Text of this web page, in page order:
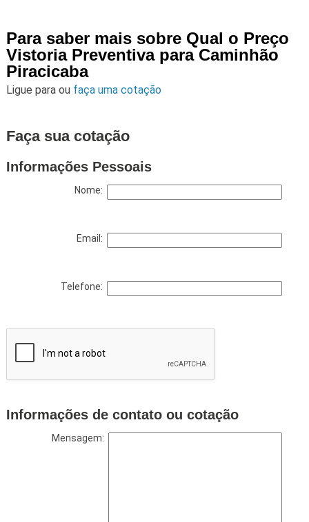
Para saber mais sobre Qual o Preço
Vistoria Preventiva para Caminhão
Piracicaba
Ligue para ou faça uma cotação
Faça sua cotação
Informações Pessoais
Nome:
Email:
Telefone:
Informações de contato ou cotação
Mensagem: